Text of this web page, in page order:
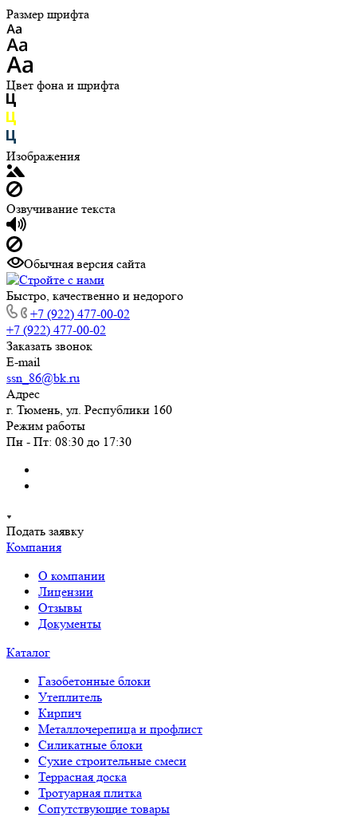
Размер шрифта
Цвет фона и шрифта
Изображения
Озвучивание текста
Обычная версия сайта
Быстро, качественно и недорого
+7 (922) 477-00-02
+7 (922) 477-00-02
Заказать звонок
E-mail
ssn_86@bk.ru
Адрес
г. Тюмень, ул. Республики 160
Режим работы
Пн - Пт: 08:30 до 17:30
Подать заявку
Компания
О компании
Лицензии
Отзывы
Документы
Каталог
Газобетонные блоки
Утеплитель
Кирпич
Металлочерепица и профлист
Силикатные блоки
Сухие строительные смеси
Террасная доска
Тротуарная плитка
Сопутствующие товары